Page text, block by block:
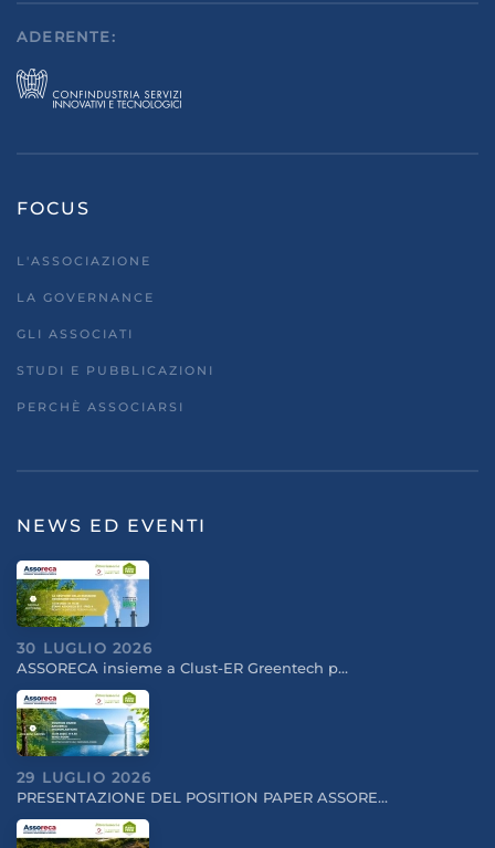
ADERENTE:
FOCUS
L'ASSOCIAZIONE
LA GOVERNANCE
GLI ASSOCIATI
STUDI E PUBBLICAZIONI
PERCHÈ ASSOCIARSI
NEWS ED EVENTI
30 LUGLIO 2026
ASSORECA insieme a Clust-ER Greentech p…
29 LUGLIO 2026
PRESENTAZIONE DEL POSITION PAPER ASSORE…